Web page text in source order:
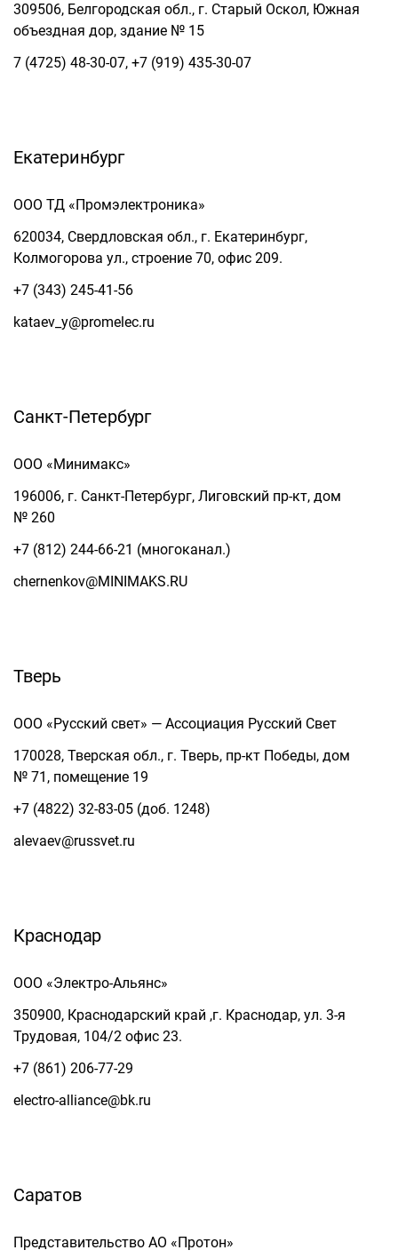
309506, Белгородская обл., г. Старый Оскол, Южная
объездная дор, здание № 15
7 (4725) 48-30-07, +7 (919) 435-30-07
Екатеринбург
ООО ТД «Промэлектроника»
620034, Свердловская обл., г. Екатеринбург,
Колмогорова ул., строение 70, офис 209.
+7 (343) 245-41-56
kataev_y@promelec.ru
Санкт-Петербург
ООО «Минимакс»
196006, г. Санкт-Петербург, Лиговский пр-кт, дом
№ 260
+7 (812) 244-66-21 (многоканал.)
chernenkov@MINIMAKS.RU
Тверь
ООО «Русский свет» — Ассоциация Русский Свет
170028, Тверская обл., г. Тверь, пр-кт Победы, дом
№ 71, помещение 19
+7 (4822) 32-83-05 (доб. 1248)
alevaev@russvet.ru
Краснодар
ООО «Электро-Альянс»
350900, Краснодарский край ,г. Краснодар, ул. 3-я
Трудовая, 104/2 офис 23.
+7 (861) 206-77-29
electro-alliance@bk.ru
Саратов
Представительство АО «Протон»